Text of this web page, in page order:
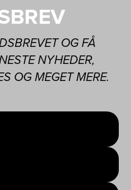
OG FÅ
NYHEDER,
OG MEGET MERE.